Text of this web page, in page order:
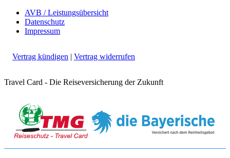
AVB / Leistungsübersicht
Datenschutz
Impressum
Vertrag kündigen | Vertrag widerrufen
Travel Card - Die Reiseversicherung der Zukunft